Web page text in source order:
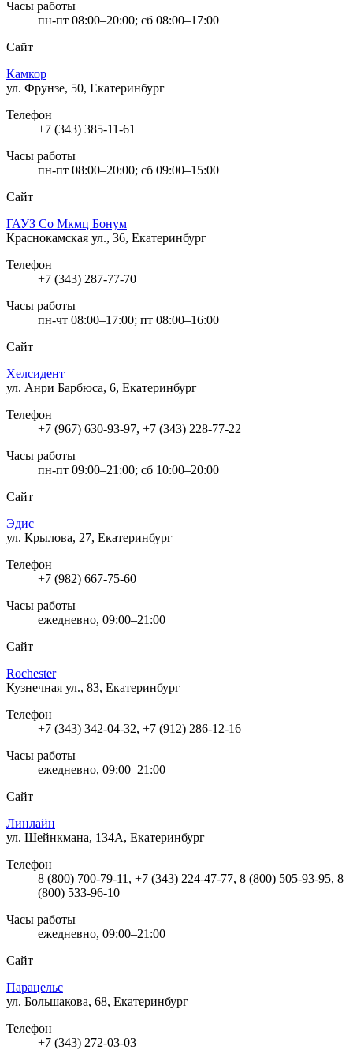
Часы работы
пн-пт 08:00–20:00; сб 08:00–17:00
Сайт
Камкор
ул. Фрунзе, 50, Екатеринбург
Телефон
+7 (343) 385-11-61
Часы работы
пн-пт 08:00–20:00; сб 09:00–15:00
Сайт
ГАУЗ Со Мкмц Бонум
Краснокамская ул., 36, Екатеринбург
Телефон
+7 (343) 287-77-70
Часы работы
пн-чт 08:00–17:00; пт 08:00–16:00
Сайт
Хелсидент
ул. Анри Барбюса, 6, Екатеринбург
Телефон
+7 (967) 630-93-97, +7 (343) 228-77-22
Часы работы
пн-пт 09:00–21:00; сб 10:00–20:00
Сайт
Эдис
ул. Крылова, 27, Екатеринбург
Телефон
+7 (982) 667-75-60
Часы работы
ежедневно, 09:00–21:00
Сайт
Rochester
Кузнечная ул., 83, Екатеринбург
Телефон
+7 (343) 342-04-32, +7 (912) 286-12-16
Часы работы
ежедневно, 09:00–21:00
Сайт
Линлайн
ул. Шейнкмана, 134А, Екатеринбург
Телефон
8 (800) 700-79-11, +7 (343) 224-47-77, 8 (800) 505-93-95, 8
(800) 533-96-10
Часы работы
ежедневно, 09:00–21:00
Сайт
Парацельс
ул. Большакова, 68, Екатеринбург
Телефон
+7 (343) 272-03-03